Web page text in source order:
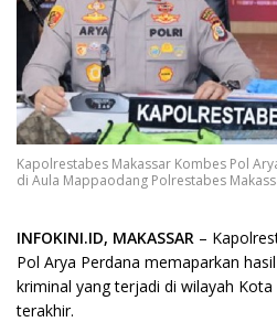
Kapolrestabes Makassar Kombes Pol
di Aula Mappaodang Polrestabes
INFOKINI.ID, MAKASSAR –
Pol Arya Perdana memaparkan
kriminal yang terjadi di wilayah
terakhir.